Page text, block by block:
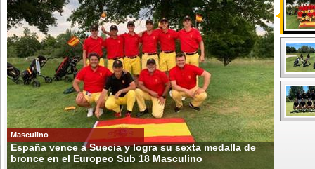
Masculino
España vence a Suecia y logra su sexta medalla de
bronce en el Europeo Sub 18 Masculino